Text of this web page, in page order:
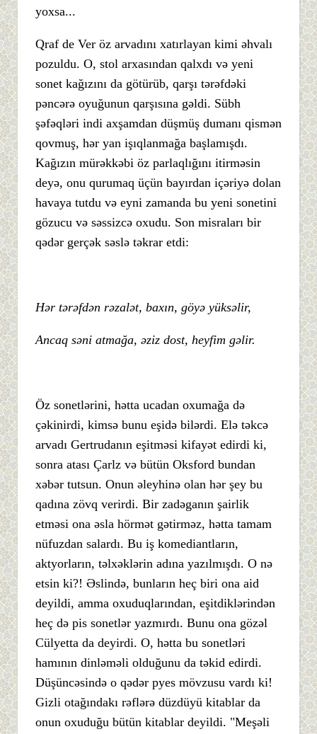
yoxsa...
Qraf de Ver öz arvadını xatırlayan kimi əhvalı
pozuldu. O, stol arxasından qalxdı və yeni
sonet kağızını da götürüb, qarşı tərəfdəki
pəncərə oyuğunun qarşısına gəldi. Sübh
şəfəqləri indi axşamdan düşmüş dumanı qismən
qovmuş, hər yan işıqlanmağa başlamışdı.
Kağızın mürəkkəbi öz parlaqlığını itirməsin
deyə, onu qurumaq üçün bayırdan içəriyə dolan
havaya tutdu və eyni zamanda bu yeni sonetini
gözucu və səssizcə oxudu. Son misraları bir
qədər gerçək səslə təkrar etdi:
Hər tərəfdən rəzalət, baxın, göyə yüksəlir,
Ancaq səni atmağa, əziz dost, heyfim gəlir.
Öz sonetlərini, hətta ucadan oxumağa də
çəkinirdi, kimsə bunu eşidə bilərdi. Elə təkcə
arvadı Gertrudanın eşitməsi kifayət edirdi ki,
sonra atası Çarlz və bütün Oksford bundan
xəbər tutsun. Onun əleyhinə olan hər şey bu
qadına zövq verirdi. Bir zadəganın şairlik
etməsi ona əsla hörmət gətirməz, hətta tamam
nüfuzdan salardı. Bu iş komediantların,
aktyorların, təlxəklərin adına yazılmışdı. O nə
etsin ki?! Əslində, bunların heç biri ona aid
deyildi, amma oxuduqlarından, eşitdiklərindən
heç də pis sonetlər yazmırdı. Bunu ona gözəl
Cülyetta da deyirdi. O, hətta bu sonetləri
hamının dinləməli olduğunu da təkid edirdi.
Düşüncəsində o qədər pyes mövzusu vardı ki!
Gizli otağındakı rəflərə düzdüyü kitablar da
onun oxuduğu bütün kitablar deyildi. "Meşəli